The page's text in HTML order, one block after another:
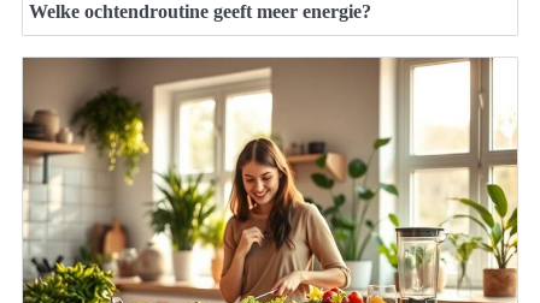
Welke ochtendroutine geeft meer energie?